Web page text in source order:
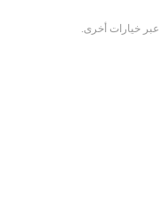
عبر خيارات أخرى.